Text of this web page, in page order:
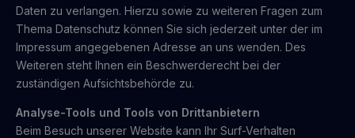
Daten zu verlangen. Hierzu sowie zu weiteren Fragen zum
Thema Datenschutz können Sie sich jederzeit unter der im
Impressum angegebenen Adresse an uns wenden. Des
Weiteren steht Ihnen ein Beschwerderecht bei der
zuständigen Aufsichtsbehörde zu.
Analyse-Tools und Tools von Drittanbietern
Beim Besuch unserer Website kann Ihr Surf-Verhalten